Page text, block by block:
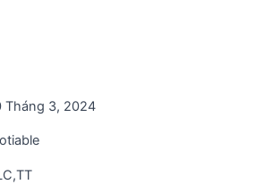
Tháng 3, 2024